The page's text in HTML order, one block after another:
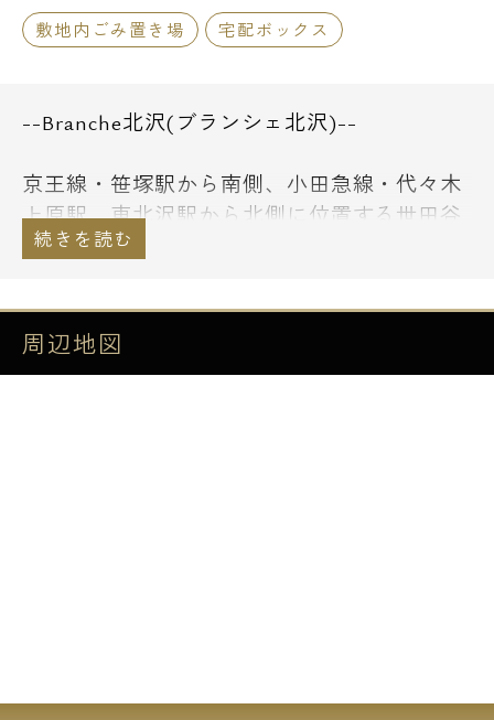
敷地内ごみ置き場 宅配ボックス
--Branche北沢(ブランシェ北沢)--
京王線・笹塚駅から南側、小田急線・代々木
上原駅、東北沢駅から北側に位置する世田谷
区北沢5丁目。
宅地。
笹塚駅前にはクイーンズ伊勢丹や紀伊国屋書
店など大型モールが立ち並び、観音通り商店
周辺地図